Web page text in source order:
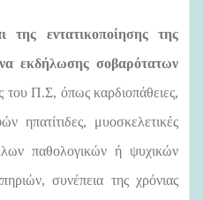
εντατικοποίησης της
εκδήλωσης σοβαρότατων
του Π.Σ, όπως καρδιοπάθειες,
ηπατίτιδες, μυοσκελετικές
παθολογικών ή ψυχικών
συνέπεια της χρόνιας